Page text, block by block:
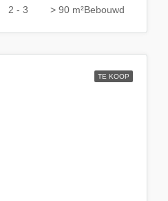
2 - 3 > 90 m²Bebouwd
TE KOOP